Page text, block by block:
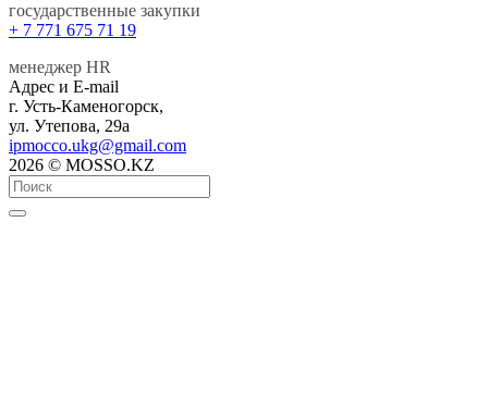
государственные закупки
+ 7 771 675 71 19
менеджер HR
Адрес и E-mail
г. Усть-Каменогорск,
ул. Утепова, 29а
ipmocco.ukg@gmail.com
2026 © MOSSO.KZ